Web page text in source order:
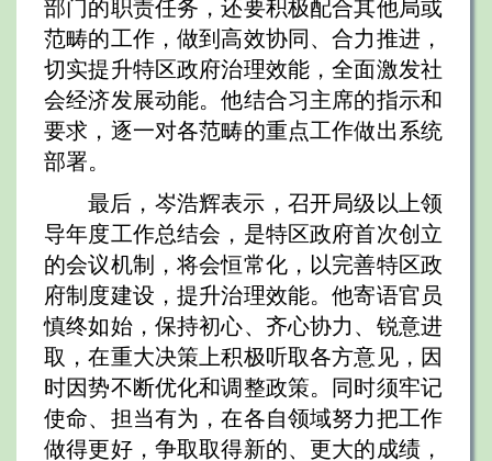
部门的职责任务，还要积极配合其他局或
范畴的工作，做到高效协同、合力推进，
切实提升特区政府治理效能，全面激发社
会经济发展动能。他结合习主席的指示和
要求，逐一对各范畴的重点工作做出系统
部署。
最后，岑浩辉表示，召开局级以上领
导年度工作总结会，是特区政府首次创立
的会议机制，将会恒常化，以完善特区政
府制度建设，提升治理效能。他寄语官员
慎终如始，保持初心、齐心协力、锐意进
取，在重大决策上积极听取各方意见，因
时因势不断优化和调整政策。同时须牢记
使命、担当有为，在各自领域努力把工作
做得更好，争取取得新的、更大的成绩，